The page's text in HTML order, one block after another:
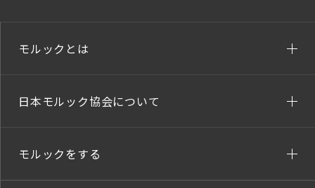
モルックとは
日本モルック協会について
モルックをする